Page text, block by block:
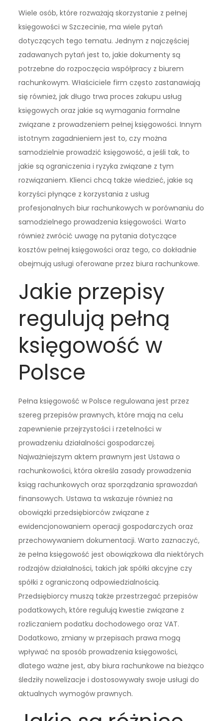
Wiele osób, które rozważają skorzystanie z pełnej
księgowości w Szczecinie, ma wiele pytań
dotyczących tego tematu. Jednym z najczęściej
zadawanych pytań jest to, jakie dokumenty są
potrzebne do rozpoczęcia współpracy z biurem
rachunkowym. Właściciele firm często zastanawiają
się również, jak długo trwa proces zakupu usług
księgowych oraz jakie są wymagania formalne
związane z prowadzeniem pełnej księgowości. Innym
istotnym zagadnieniem jest to, czy można
samodzielnie prowadzić księgowość, a jeśli tak, to
jakie są ograniczenia i ryzyka związane z tym
rozwiązaniem. Klienci chcą także wiedzieć, jakie są
korzyści płynące z korzystania z usług
profesjonalnych biur rachunkowych w porównaniu do
samodzielnego prowadzenia księgowości. Warto
również zwrócić uwagę na pytania dotyczące
kosztów pełnej księgowości oraz tego, co dokładnie
obejmują usługi oferowane przez biura rachunkowe.
Jakie przepisy
regulują pełną
księgowość w
Polsce
Pełna księgowość w Polsce regulowana jest przez
szereg przepisów prawnych, które mają na celu
zapewnienie przejrzystości i rzetelności w
prowadzeniu działalności gospodarczej.
Najważniejszym aktem prawnym jest Ustawa o
rachunkowości, która określa zasady prowadzenia
ksiąg rachunkowych oraz sporządzania sprawozdań
finansowych. Ustawa ta wskazuje również na
obowiązki przedsiębiorców związane z
ewidencjonowaniem operacji gospodarczych oraz
przechowywaniem dokumentacji. Warto zaznaczyć,
że pełna księgowość jest obowiązkowa dla niektórych
rodzajów działalności, takich jak spółki akcyjne czy
spółki z ograniczoną odpowiedzialnością.
Przedsiębiorcy muszą także przestrzegać przepisów
podatkowych, które regulują kwestie związane z
rozliczaniem podatku dochodowego oraz VAT.
Dodatkowo, zmiany w przepisach prawa mogą
wpływać na sposób prowadzenia księgowości,
dlatego ważne jest, aby biura rachunkowe na bieżąco
śledziły nowelizacje i dostosowywały swoje usługi do
aktualnych wymogów prawnych.